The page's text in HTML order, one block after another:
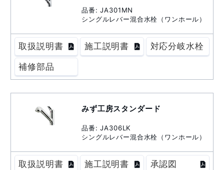
品番: JA301MN
シングルレバー混合水栓（ワンホール）
取扱説明書 施工説明書 対応分岐水栓
補修部品
みず工房スタンダード
品番: JA306LK
シングルレバー混合水栓（ワンホール）
取扱説明書 施工説明書 承認図